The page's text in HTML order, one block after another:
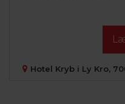
Hotel Kryb i Ly Kro,